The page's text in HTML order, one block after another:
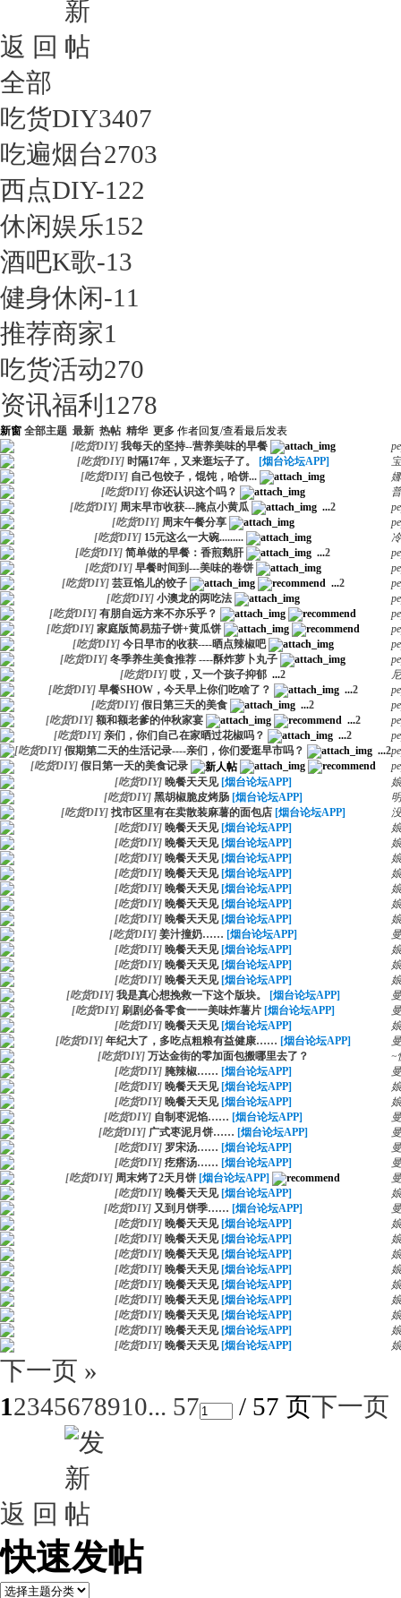
返 回
全部
吃货DIY3407
吃遍烟台2703
西点DIY-1 22
休闲娱乐152
酒吧K歌-1 3
健身休闲-1 1
推荐商家1
吃货活动270
资讯福利 1278
新窗 全部主题 最新 热帖 精华 更多 作者回复/查看最后发表
[吃货DIY] 我每天的坚持--营养美味的早餐
[吃货DIY] 时隔17年，又来逛坛子了。 [烟台论坛APP]
[吃货DIY] 自己包饺子，馄饨，哈饼...
[吃货DIY] 你还认识这个吗？
[吃货DIY] 周末早市收获---腌点小黄瓜 ...2
[吃货DIY] 周末午餐分享
[吃货DIY] 15元这么一大碗.........
[吃货DIY] 简单做的早餐：香煎鹅肝 ...2
[吃货DIY] 早餐时间到---美味的卷饼
[吃货DIY] 芸豆馅儿的饺子 ...2
[吃货DIY] 小澳龙的两吃法
[吃货DIY] 有朋自远方来不亦乐乎？
[吃货DIY] 家庭版简易茄子饼+黄瓜饼
[吃货DIY] 今日早市的收获----晒点辣椒吧
[吃货DIY] 冬季养生美食推荐 ----酥炸萝卜丸子
[吃货DIY] 哎，又一个孩子抑郁 ...2
[吃货DIY] 早餐SHOW，今天早上你们吃啥了？ ...2
[吃货DIY] 假日第三天的美食 ...2
[吃货DIY] 额和额老爹的仲秋家宴 ...2
[吃货DIY] 亲们，你们自己在家晒过花椒吗？ ...2
[吃货DIY] 假期第二天的生活记录----亲们，你们爱逛早市吗？ ...2
[吃货DIY] 假日第一天的美食记录
[吃货DIY] 晚餐天天见 [烟台论坛APP]
[吃货DIY] 黑胡椒脆皮烤肠 [烟台论坛APP]
[吃货DIY] 找市区里有在卖散装麻薯的面包店 [烟台论坛APP]
[吃货DIY] 晚餐天天见 [烟台论坛APP]
[吃货DIY] 晚餐天天见 [烟台论坛APP]
[吃货DIY] 晚餐天天见 [烟台论坛APP]
[吃货DIY] 晚餐天天见 [烟台论坛APP]
[吃货DIY] 晚餐天天见 [烟台论坛APP]
[吃货DIY] 晚餐天天见 [烟台论坛APP]
[吃货DIY] 晚餐天天见 [烟台论坛APP]
[吃货DIY] 姜汁撞奶…… [烟台论坛APP]
[吃货DIY] 晚餐天天见 [烟台论坛APP]
[吃货DIY] 晚餐天天见 [烟台论坛APP]
[吃货DIY] 晚餐天天见 [烟台论坛APP]
[吃货DIY] 我是真心想挽救一下这个版块。 [烟台论坛APP]
[吃货DIY] 刷剧必备零食一一美味炸薯片 [烟台论坛APP]
[吃货DIY] 晚餐天天见 [烟台论坛APP]
[吃货DIY] 年纪大了，多吃点粗粮有益健康…… [烟台论坛APP]
[吃货DIY] 万达金街的零加面包搬哪里去了？
~
[吃货DIY] 腌辣椒…… [烟台论坛APP]
[吃货DIY] 晚餐天天见 [烟台论坛APP]
[吃货DIY] 晚餐天天见 [烟台论坛APP]
[吃货DIY] 自制枣泥馅…… [烟台论坛APP]
[吃货DIY] 广式枣泥月饼…… [烟台论坛APP]
[吃货DIY] 罗宋汤…… [烟台论坛APP]
[吃货DIY] 疙瘩汤…… [烟台论坛APP]
[吃货DIY] 周末烤了2天月饼 [烟台论坛APP]
[吃货DIY] 晚餐天天见 [烟台论坛APP]
[吃货DIY] 又到月饼季…… [烟台论坛APP]
[吃货DIY] 晚餐天天见 [烟台论坛APP]
[吃货DIY] 晚餐天天见 [烟台论坛APP]
[吃货DIY] 晚餐天天见 [烟台论坛APP]
[吃货DIY] 晚餐天天见 [烟台论坛APP]
[吃货DIY] 晚餐天天见 [烟台论坛APP]
[吃货DIY] 晚餐天天见 [烟台论坛APP]
[吃货DIY] 晚餐天天见 [烟台论坛APP]
[吃货DIY] 晚餐天天见 [烟台论坛APP]
[吃货DIY] 晚餐天天见 [烟台论坛APP]
下一页 »
12345678910... 57 / 57 页下一页
返 回
快速发帖